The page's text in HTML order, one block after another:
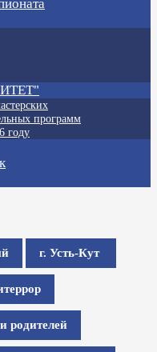
программ
году
г. Усть-Кут
родителей